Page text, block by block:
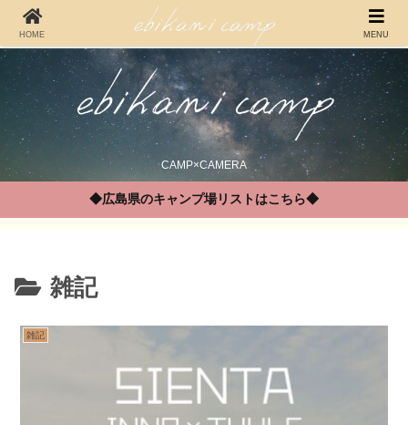
CAMP×CAMERA
◆広島県のキャンプ場リストはこちら◆
雑記
雑記
HOME MENU